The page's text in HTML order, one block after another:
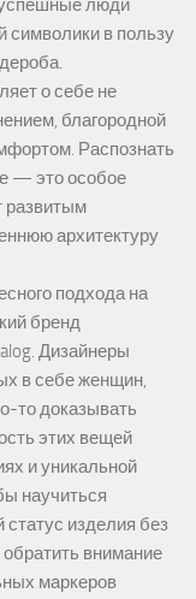
люди
символики в пользу
о себе не
благородной
Распознать
— это особое
развитым
архитектуру
подхода на
бренд
. Дизайнеры
в себе женщин,
то доказывать
этих вещей
и уникальной
научиться
изделия без
внимание
маркеров